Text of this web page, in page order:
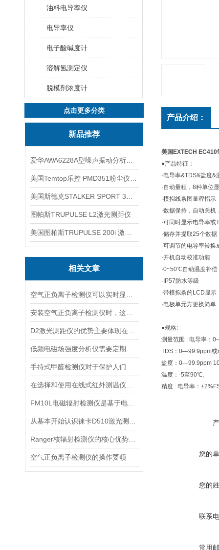
油料电导率仪
电导率仪
电子酸碱度计
溶解氢测定仪
脱模剂浓度计
点击更多分类
新品推荐
图帕斯TRUPULSE L2激光测距仪
相关文章
空气正负离子检测仪的操作要领
产品介绍：
美国EXTECH EC410
●产品特征：
·电导率&TDS&盐度
·自动量程，8种单位
·模拟线条图量程指示
·数据保持，自动关机
·可同时显示电导率
·储存并提取25个数据
·可调节的电导率转
·开机自动校准功能
·0~50℃自动温度补偿
·IP57防水等级
·带模拟条的LCD显
·电极单元方更换简单
●规格:
测量范围 : 电导率：
TDS：0—99.9ppm
盐度：0—99.9ppm
温度：-5至90℃,
精度 : 电导率：
您的
您的
联系
常用